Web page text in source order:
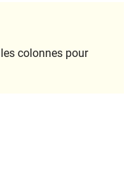
colonnes pour